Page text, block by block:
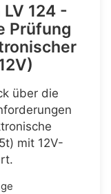
124 -
Prüfung
über die
mit 12V-